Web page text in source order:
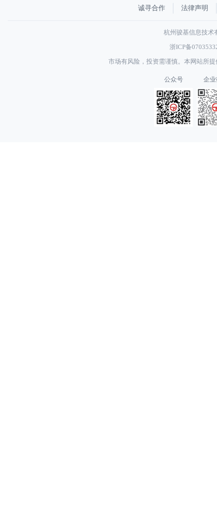
诚寻合作 法律声明
杭州骏基信息技术
浙ICP备
市场有风险，投资需谨慎。本网站所
公众号 企